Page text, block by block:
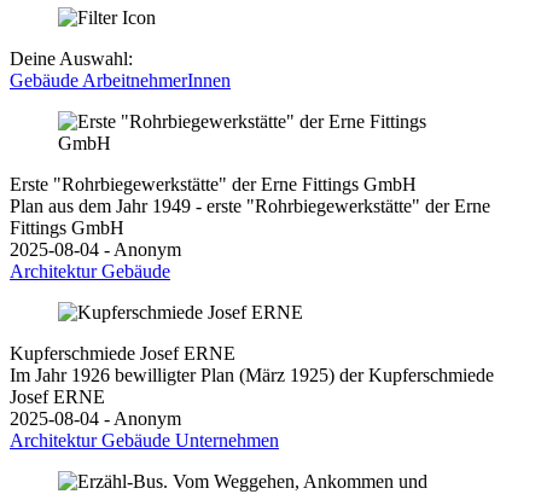
Deine Auswahl:
Gebäude ArbeitnehmerInnen
Erste "Rohrbiegewerkstätte" der Erne Fittings GmbH
Plan aus dem Jahr 1949 - erste "Rohrbiegewerkstätte" der Erne
Fittings GmbH
2025-08-04 - Anonym
ArchitekturGebäude
Kupferschmiede Josef ERNE
Im Jahr 1926 bewilligter Plan (März 1925) der Kupferschmiede
Josef ERNE
2025-08-04 - Anonym
ArchitekturGebäude Unternehmen